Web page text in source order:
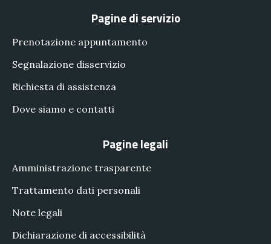
Pagine di servizio
Prenotazione appuntamento
Segnalazione disservizio
Richiesta di assistenza
Dove siamo e contatti
Pagine legali
Amministrazione trasparente
Trattamento dati personali
Note legali
Dichiarazione di accessibilità